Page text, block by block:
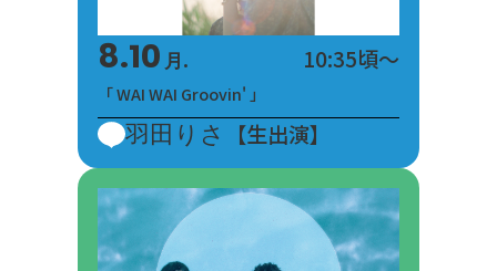
8.10月. 10:35頃～
「 WAI WAI Groovin' 」
羽田りさ 【生出演】